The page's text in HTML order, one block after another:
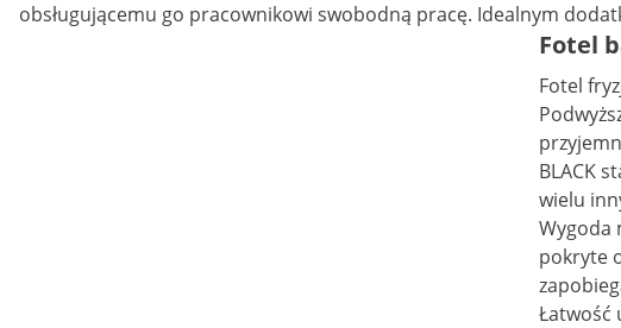
obsługującemu go pracownikowi swobodną pracę. Idealnym
Fotel
Fotel
BLACK
wielu
Wygoda
pokryte
Łatwość